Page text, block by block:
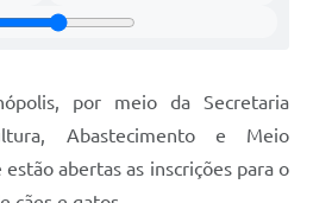
por meio da Secretaria
Abastecimento e Meio
abertas as inscrições para o